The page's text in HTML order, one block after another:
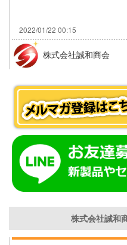
2022/01/22 00:15
株式会社誠和商会
株式会社誠和